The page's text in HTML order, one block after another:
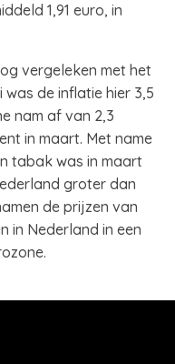
1,91 euro, in
vergeleken met het
de inflatie hier 3,5
nam af van 2,3
in maart. Met name
tabak was in maart
groter dan
de prijzen van
in Nederland in een